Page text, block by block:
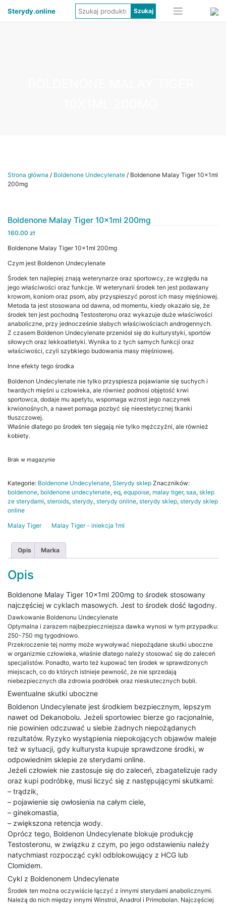
Sterydy.online
Strona główna / Boldenone Undecylenate / Boldenone Malay Tiger 10x1ml
200mg
Boldenone Malay Tiger 10x1ml 200mg
160.00 zł
Boldenone Malay Tiger 10x1ml 200mg
Czym jest Boldenon Undecylenate
Środek ten najlepiej znają weterynarze oraz sportowcy, ze względu na
jego właściwości oraz funkcje. W weterynarii środek ten jest podawany
krowom, koniom oraz psom, aby przyspieszyć porost ich masy mięśniowej.
Metoda ta jest stosowana od dawna, od momentu, kiedy okazało się, że
środek ten jest pochodną Testosteronu oraz wykazuje duże właściwości
anaboliczne, przy jednocześnie słabych właściwościach androgennych.
Z czasem Boldenon Undecylenate przeniósł się do kulturystyki, sportów
siłowych oraz lekkoatletyki. Wynika to z tych samych funkcji oraz
właściwości, czyli szybkiego budowania masy mięśniowej.
Inne efekty tego środka
Boldenon Undecylenate nie tylko przyspiesza pojawianie się suchych i
twardych mięśni u człowieka, ale również podnosi objętość krwi
sportowca, dodaje mu apetytu, wspomaga wzrost jego naczynek
krwionośnych, a nawet pomaga pozbyć się nieestetycznej tkanki
tłuszczowej.
Właśnie dlatego po środek ten sięgają nie tylko mężczyźni, ale również
kobiety.
Brak w magazynie
Kategorie: Boldenone Undecylenate, Sterydy sklep Znaczników:
boldenone, boldenone undecylenate, eq, equpoise, malay tiger, saa, sklep
ze sterydami, steroids, sterydy, sterydy online, sterydy sklep, sterydy sklep
online
Malay Tiger
Malay Tiger - iniekcja 1ml
Opis Marka
Opis
Boldenone Malay Tiger 10x1ml 200mg to środek stosowany
najczęściej w cyklach masowych. Jest to środek dość łagodny.
Dawkowanie Boldenonu Undecylenate
Optymalna i zarazem najbezpieczniejsza dawka wynosi w tym przypadku:
250-750 mg tygodniowo.
Przekroczenie tej normy może wywoływać niepożądane skutki uboczne
w organizmie człowieka, właśnie dlatego należy stosować się do zaleceń
specjalistów. Ponadto, warto też kupować ten środek w sprawdzonych
miejscach, co do których istnieje pewność, że nie sprzedają
niebezpiecznych dla zdrowia podróbek oraz nieskutecznych bubli.
Ewentualne skutki uboczne
Boldenon Undecylenate jest środkiem bezpiecznym, lepszym
nawet od Dekanobolu. Jeżeli sportowiec bierze go racjonalnie,
nie powinien odczuwać u siebie żadnych niepożądanych
rezultatów. Ryzyko wystąpienia niepokojących objawów maleje
też w sytuacji, gdy kulturysta kupuje sprawdzone środki, w
odpowiednim sklepie ze sterydami online.
Jeżeli człowiek nie zastosuje się do zaleceń, zbagatelizuje rady
oraz kupi podróbkę, musi liczyć się z następującymi skutkami:
– trądzik,
– pojawienie się owłosienia na całym ciele,
– ginekomastia,
– zwiększona retencja wody.
Oprócz tego, Boldenon Undecylenate blokuje produkcję
Testosteronu, w związku z czym, po jego odstawieniu należy
natychmiast rozpocząć cykl odblokowujący z HCG lub
Clomidem.
Cykl z Boldenonem Undecylenate
Środek ten można oczywiście łączyć z innymi sterydami anabolicznymi.
Należą do nich między innymi Winstrol, Anadrol i Primobolan. Najczęściej